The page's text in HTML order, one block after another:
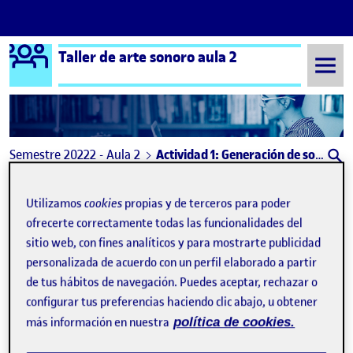
Saltar al contenido
Logo Ágora
Taller de arte sonoro aula 2
Semestre 20222 - Aula 2 Actividad 1: Generación de sonido
Actividad 1: Generación de
sonido
Publicado porSíntesis de sonido
Publicado por
Alejandro Escribano Ocaña
Visibilidad:
Pública- Fecha de publicación
12 May 20232 octubre, 2023 11:11 pm
-comentarioen Síntesis de sonido
Dejo por aquí una pista de síntesis sonora que me ha surgido
Utilizamoscookies propias y de terceros para poder
ofrecerte correctamente todas las funcionalidades del
sitio web, con fines analíticos y para mostrarte publicidad
personalizada de acuerdo con un perfil elaborado a partir
de tus hábitos de navegación. Puedes aceptar, rechazar o
configurar tus preferencias haciendo clic abajo, u obtener
más información en nuestra política de cookies.